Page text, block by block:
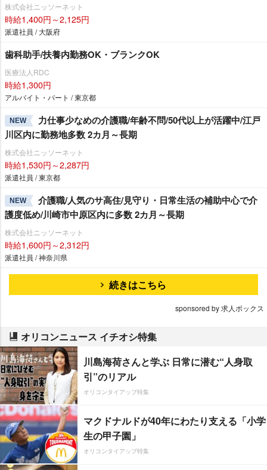
株式会社ニッソーネット
時給1,400円～2,125円
派遣社員 / 大阪府
歯科助手/扶養内勤務OK・ブランクOK
医療法人RDC
時給1,300円
アルバイト・パート / 東京都
NEW
力仕事少なめの介護職/年齢不問/50代以上が活躍中/江戸
川区内に勤務地多数 2カ月～長期
株式会社ニッソーネット
時給1,530円～2,287円
派遣社員 / 東京都
NEW
介護職/人気のサ高住/見守り・日常生活の補助中心で介
護度低め/川崎市中原区内に多数 2カ月～長期
株式会社ニッソーネット
時給1,600円～2,312円
派遣社員 / 神奈川県
続きはこちら
sponsored by 求人ボックス
オリコンニュース イチオシ特集
川島海荷さんと学ぶ 日常に潜む“人身取
引”のリアル
オリコンタイアップ特集
マクドナルドが40年にわたり支える「小学
生の甲子園」
オリコンタイアップ特集